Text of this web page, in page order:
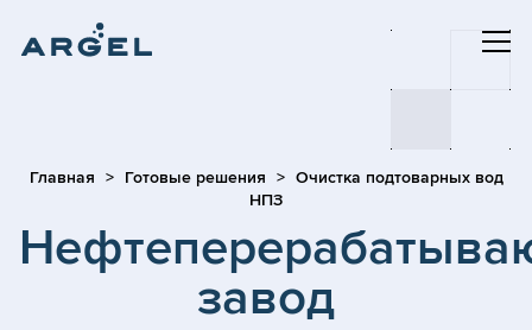
Главная Готовые решения
Очистка подтоварных вод
НПЗ
завод